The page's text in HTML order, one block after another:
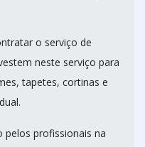
o serviço de
neste serviço para
tapetes, cortinas e
pelos profissionais na